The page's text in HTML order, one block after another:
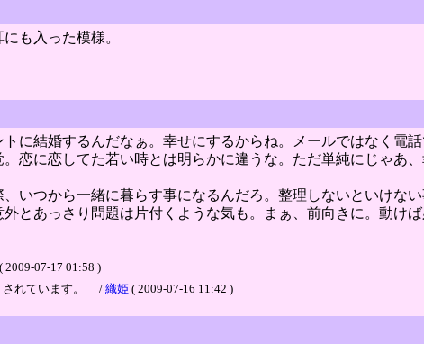
も入った模様。
に結婚するんだなぁ。幸せにするからね。メールではなく電
恋に恋してた若い時とは明らかに違うな。ただ単純にじゃあ
いつから一緒に暮らす事になるんだろ。整理しないといけな
とあっさり問題は片付くような気も。まぁ、前向きに。動け
07-17 01:58 )
されています。 / 織姫 ( 2009-07-16 11:42 )